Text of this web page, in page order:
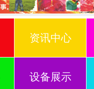
资讯中心
设备展示